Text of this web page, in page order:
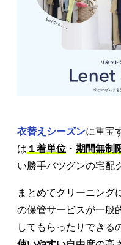
衣替えシーズンに重宝
は １着単位 ・ 期間無制
い勝手バツグンの宅配
まとめてクリーニング
の保管サービスが一般
してもらったりできる